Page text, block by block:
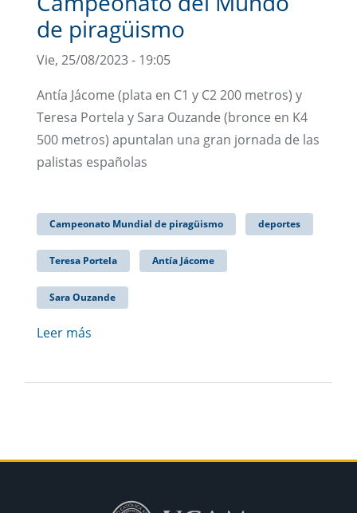
de piragüismo
Vie, 25/08/2023 - 19:05
Antía Jácome (plata en C1 y C2 200 metros) y
Teresa Portela y Sara Ouzande (bronce en K4
500 metros) apuntalan una gran jornada de las
palistas españolas
Campeonato Mundial de piragüismo deportes
Teresa Portela Antía Jácome
Sara Ouzande
Leer más